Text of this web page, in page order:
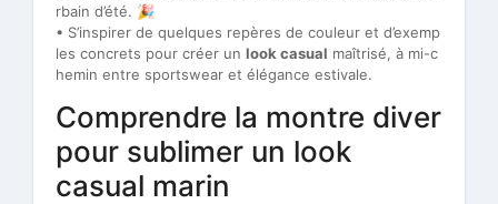
rbain d’été. 🎉
• S’inspirer de quelques repères de couleur et d’exemp
les concrets pour créer un look casual maîtrisé, à mi-c
hemin entre sportswear et élégance estivale.
Comprendre la montre diver
pour sublimer un look
casual marin